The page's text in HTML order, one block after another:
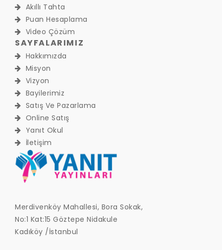
Akıllı Tahta
Puan Hesaplama
Video Çözüm
SAYFALARIMIZ
Hakkımızda
Misyon
Vizyon
Bayilerimiz
Satış Ve Pazarlama
Online Satış
Yanıt Okul
İletişim
Merdivenköy Mahallesi, Bora Sokak,
No:1 Kat:15 Göztepe Nidakule
Kadıköy /İstanbul